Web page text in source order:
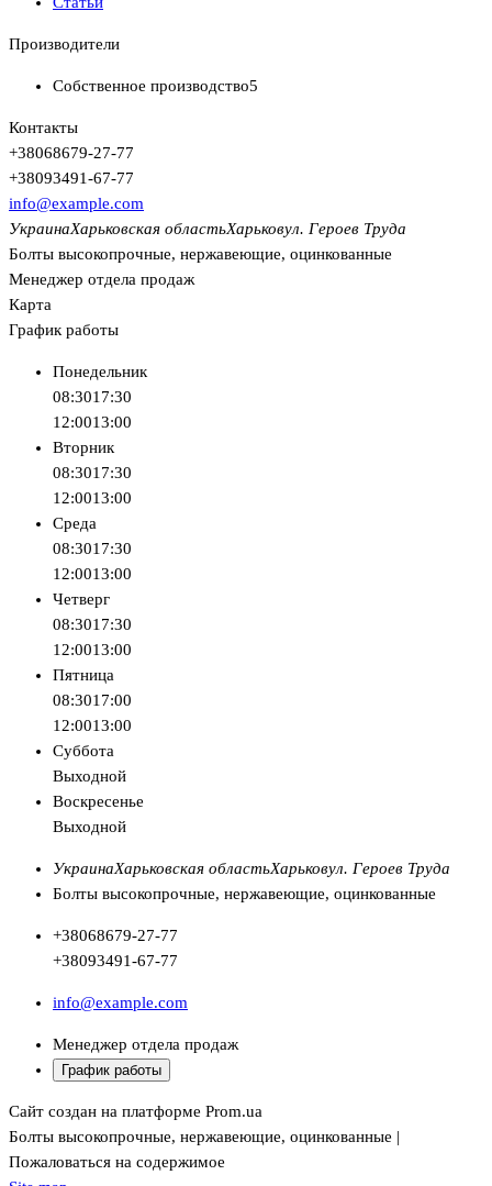
Производители
Собственное производство5
Контакты
+38068679-27-77
+38093491-67-77
info@example.com
УкраинаХарьковская областьХарьковул. Героев Труда
Болты высокопрочные, нержавеющие, оцинкованные
Менеджер отдела продаж
Карта
График работы
Понедельник
08:3017:30
12:0013:00
Вторник
08:3017:30
12:0013:00
Среда
08:3017:30
12:0013:00
Четверг
08:3017:30
12:0013:00
Пятница
08:3017:00
12:0013:00
Суббота
Выходной
Воскресенье
Выходной
УкраинаХарьковская областьХарьковул. Героев Труда
Болты высокопрочные, нержавеющие, оцинкованные
+38068679-27-77
+38093491-67-77
info@example.com
Менеджер отдела продаж
График работы
Сайт создан на платформе Prom.ua
Болты высокопрочные, нержавеющие, оцинкованные |
Пожаловаться на содержимое